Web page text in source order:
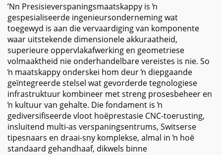
ʼNn Presisieverspaningsmaatskappy is ŉ
gespesialiseerde ingenieursonderneming wat
toegewyd is aan die vervaardiging van komponente
waar uitstekende dimensionele akkuraatheid,
superieure oppervlakafwerking en geometriese
volmaaktheid nie onderhandelbare vereistes is nie. So
ŉ maatskappy onderskei hom deur ŉ diepgaande
geïntegreerde stelsel wat gevorderde tegnologiese
infrastruktuur kombineer met streng prosesbeheer en
ŉ kultuur van gehalte. Die fondament is ŉ
gediversifiseerde vloot hoëprestasie CNC-toerusting,
insluitend multi-as verspaningsentrums, Switserse
tipesnaars en draai-sny komplekse, almal in ŉ hoë
standaard gehandhaaf, dikwels binne